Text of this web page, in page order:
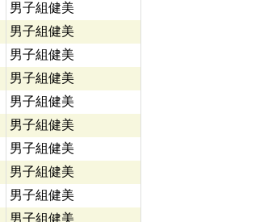
男子組健美
男子組健美
男子組健美
男子組健美
男子組健美
男子組健美
男子組健美
男子組健美
男子組健美
男子組健美